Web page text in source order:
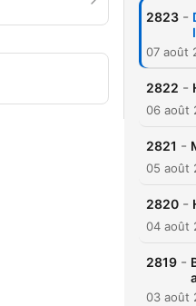
2823 -
07 août
2822 -
06 août
2821 -
05 août
2820 -
04 août
2819 -
03 août